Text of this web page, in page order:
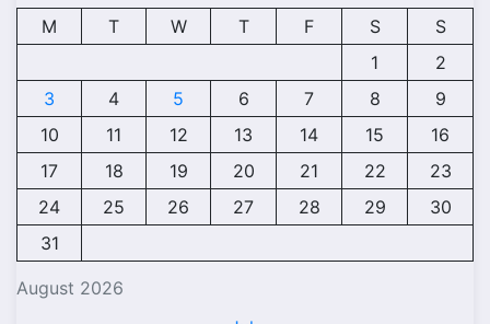
August 2026
M T W T F S
S
1
2
3
4 5 6 7 8
9
10
11 12 13 14 15
16
17
18 19 20 21 22
23
24
25 26 27 28 29
30
31